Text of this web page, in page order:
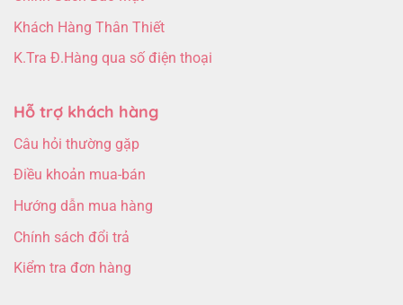
Khách Hàng Thân Thiết
K.Tra Đ.Hàng qua số điện thoại
Hỗ trợ khách hàng
Câu hỏi thường gặp
Điều khoản mua-bán
Hướng dẫn mua hàng
Chính sách đổi trả
Kiểm tra đơn hàng